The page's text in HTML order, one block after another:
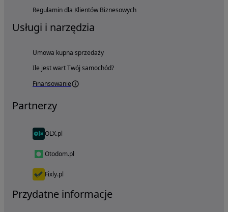
Regulamin dla Klientów Biznesowych
Usługi i narzędzia
Umowa kupna sprzedaży
Ile jest wart Twój samochód?
Finansowanie
Partnerzy
OLX.pl
Otodom.pl
Fixly.pl
Przydatne informacje